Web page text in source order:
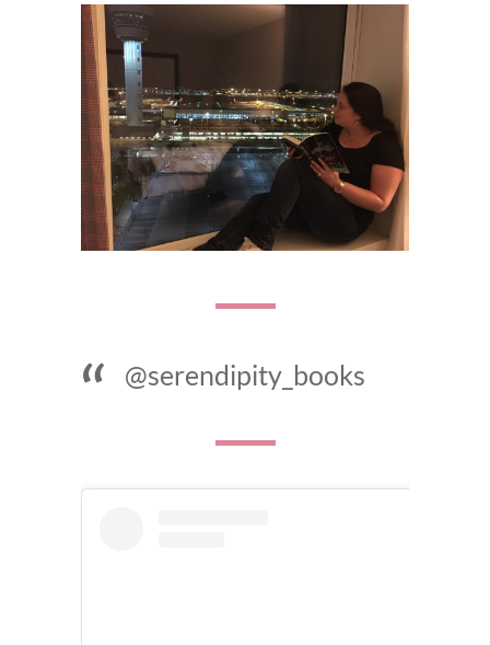
@serendipity_books